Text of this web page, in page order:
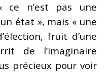
ce n’est pas une
état », mais « une
fruit d’une
de l’imaginaire
précieux pour voir